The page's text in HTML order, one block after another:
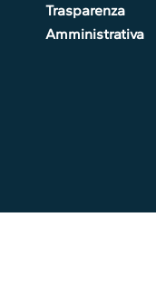
Trasparenza
Amministrativa